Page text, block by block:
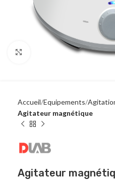
Click to enlarge
Accueil Equipements
Agitateur magnétique
Agitateur